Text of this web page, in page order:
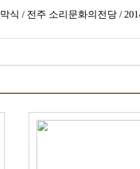
식 / 전주 소리문화의전당 /